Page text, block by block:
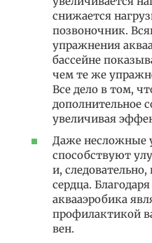
снижается
позвоночник.
упражнения
бассейне
чем те же
Все дело в том,
дополнительное
увеличивая
Даже несложные
способствуют
и,
сердца.
аквааэробика
профилактикой
вен.